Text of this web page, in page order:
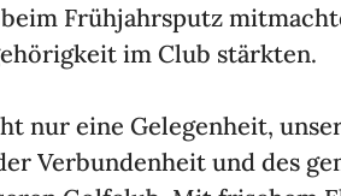
Früh­jahrs­putz
im Club stärkten.
nur eine Gele­gen­heit,
Verbun­den­heit und des